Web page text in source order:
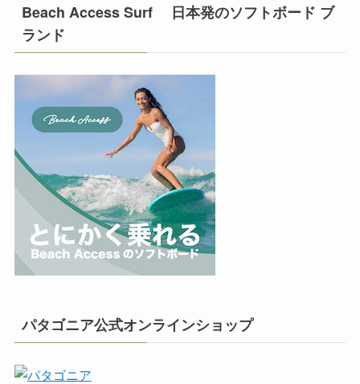
Beach Access Surf 日本発のソフトボード ブ
ランド
パタゴニア公式オンラインショップ